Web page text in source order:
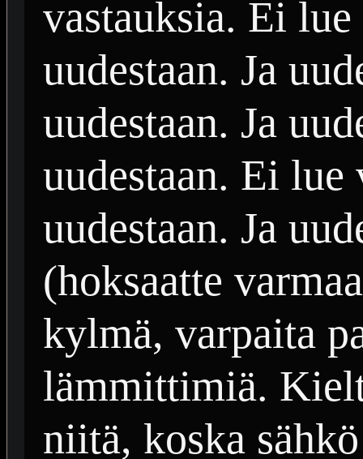
vastauksia. Ei
uudestaan. Ja
uudestaan. Ja
uudestaan. Ei
uudestaan. Ja
(hoksaatte
kylmä, varpaita
lämmittimiä.
niitä, koska